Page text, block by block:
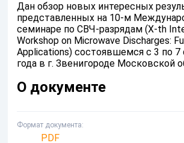
Дан обзор новых интересных
представленных на 10-м
семинаре по СВЧ-разрядам (X-th
Workshop on Microwave Discharges:
Applications) состоявшемся с 3 по 7
года в г. Звенигороде Московской
О документе
Формат документа
PDF